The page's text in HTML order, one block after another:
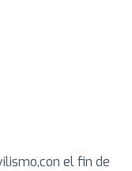
el fin de